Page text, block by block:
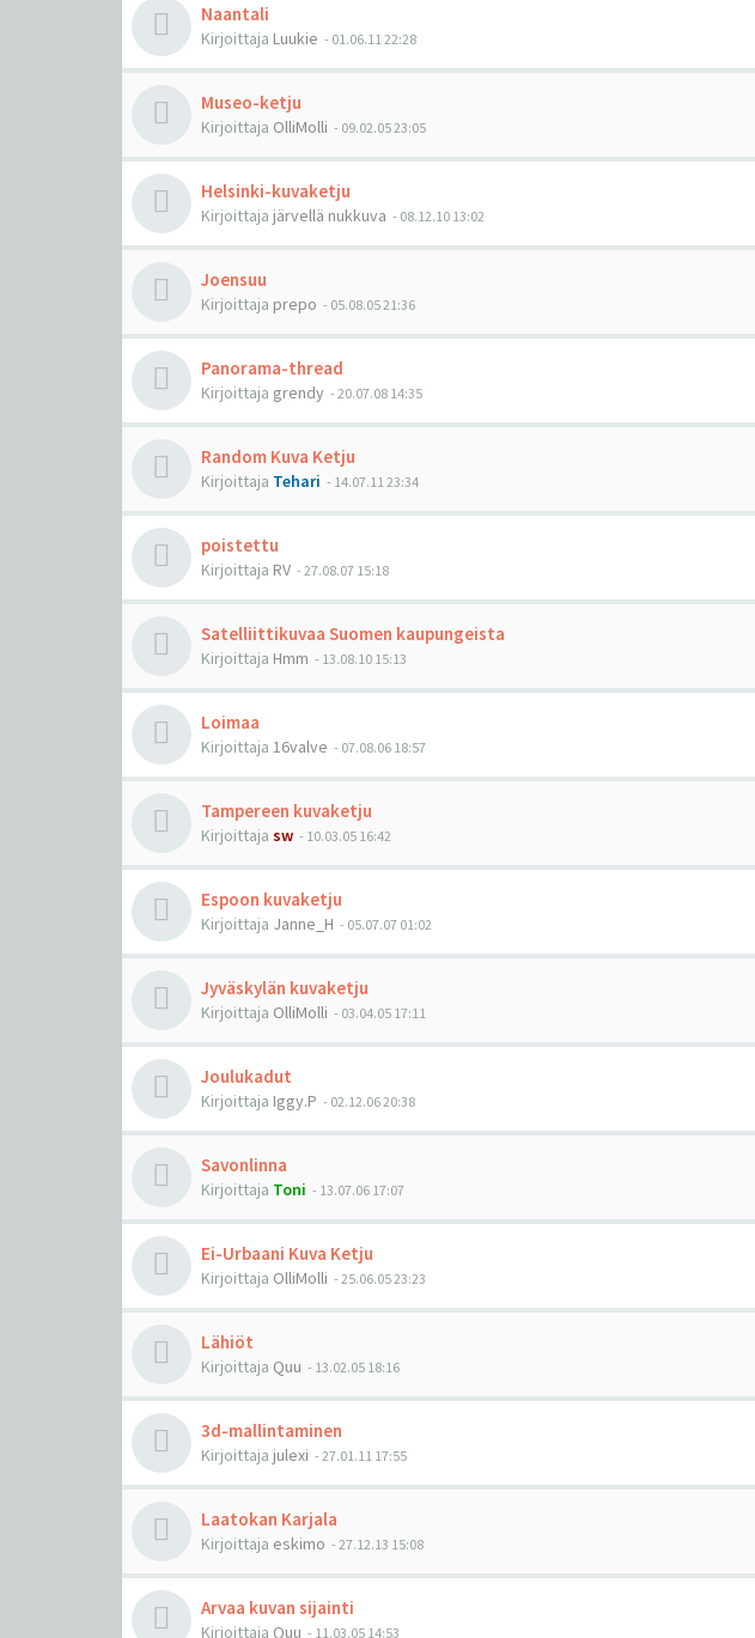
Naantali
Kirjoittaja Luukie - 01.06.11 22:28
Museo-ketju
Kirjoittaja OlliMolli - 09.02.05 23:05
Helsinki-kuvaketju
Kirjoittaja järvellä nukkuva - 08.12.10 13:02
Joensuu
Kirjoittaja prepo - 05.08.05 21:36
Panorama-thread
Kirjoittaja grendy - 20.07.08 14:35
Random Kuva Ketju
Kirjoittaja Tehari - 14.07.11 23:34
poistettu
Kirjoittaja RV - 27.08.07 15:18
Satelliittikuvaa Suomen kaupungeista
Kirjoittaja Hmm - 13.08.10 15:13
Loimaa
Kirjoittaja 16valve - 07.08.06 18:57
Tampereen kuvaketju
Kirjoittaja sw - 10.03.05 16:42
Espoon kuvaketju
Kirjoittaja Janne_H - 05.07.07 01:02
Jyväskylän kuvaketju
Kirjoittaja OlliMolli - 03.04.05 17:11
Joulukadut
Kirjoittaja Iggy.P - 02.12.06 20:38
Savonlinna
Kirjoittaja Toni - 13.07.06 17:07
Ei-Urbaani Kuva Ketju
Kirjoittaja OlliMolli - 25.06.05 23:23
Lähiöt
Kirjoittaja Quu - 13.02.05 18:16
3d-mallintaminen
Kirjoittaja julexi - 27.01.11 17:55
Laatokan Karjala
Kirjoittaja eskimo - 27.12.13 15:08
Arvaa kuvan sijainti
Kirjoittaja Quu - 11.03.05 14:53